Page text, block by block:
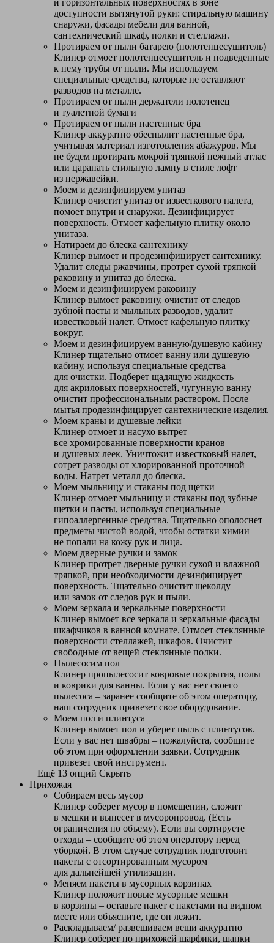
и горизонтальных поверхностях в зоне
доступности вытянутой руки: стиральную машину
снаружи, фасады мебели для ванной,
сантехнический шкаф, полки и стеллажи.
Протираем от пыли батарею (полотенцесушитель)
Клинер отмоет полотенцесушитель и подведенные
к нему трубы от пыли. Мы используем
специальные средства, которые не оставляют
разводов на металле.
Протираем от пыли держатели полотенец
и туалетной бумаги
Протираем от пыли настенные бра
Клинер аккуратно обеспылит настенные бра,
учитывая материал изготовления абажуров. Мы
не будем протирать мокрой тряпкой нежный атлас
или царапать стильную лампу в стиле лофт
из нержавейки.
Моем и дезинфицируем унитаз
Клинер очистит унитаз от известкового налета,
помоет внутри и снаружи. Дезинфицирует
поверхность. Отмоет кафельную плитку около
унитаза.
Натираем до блеска сантехнику
Клинер вымоет и продезинфицирует сантехнику.
Удалит следы ржавчины, протрет сухой тряпкой
раковину и унитаз до блеска.
Моем и дезинфицируем раковину
Клинер вымоет раковину, очистит от следов
зубной пасты и мыльных разводов, удалит
известковый налет. Отмоет кафельную плитку
вокруг.
Моем и дезинфицируем ванную/душевую кабину
Клинер тщательно отмоет ванну или душевую
кабину, используя специальные средства
для очистки. Подберет щадящую жидкость
для акриловых поверхностей, чугунную ванну
очистит профессиональным раствором. После
мытья продезинфицирует сантехнические изделия.
Моем краны и душевые лейки
Клинер отмоет и насухо вытрет
все хромированные поверхности кранов
и душевых леек. Уничтожит известковый налет,
сотрет разводы от хлорированной проточной
воды. Натрет металл до блеска.
Моем мыльницу и стаканы под щетки
Клинер отмоет мыльницу и стаканы под зубные
щетки и пасты, используя специальные
гипоаллергенные средства. Тщательно ополоснет
предметы чистой водой, чтобы остатки химии
не попали на кожу рук и лица.
Моем дверные ручки и замок
Клинер протрет дверные ручки сухой и влажной
тряпкой, при необходимости дезинфицирует
поверхность. Тщательно очистит щеколду
или замок от следов рук и пыли.
Моем зеркала и зеркальные поверхности
Клинер вымоет все зеркала и зеркальные фасады
шкафчиков в ванной комнате. Отмоет стеклянные
поверхности стеллажей, шкафов. Очистит
свободные от вещей стеклянные полки.
Пылесосим пол
Клинер пропылесосит ковровые покрытия, полы
и коврики для ванны. Если у вас нет своего
пылесоса – заранее сообщите об этом оператору,
наш сотрудник привезет свое оборудование.
Моем пол и плинтуса
Клинер вымоет пол и уберет пыль с плинтусов.
Если у вас нет швабры – пожалуйста, сообщите
об этом при оформлении заявки. Сотрудник
привезет свой инструмент.
+ Ещё 13 опций Скрыть
Прихожая
Собираем весь мусор
Клинер соберет мусор в помещении, сложит
в мешки и вынесет в мусоропровод. (Есть
ограничения по объему). Если вы сортируете
отходы – сообщите об этом оператору перед
уборкой. В этом случае сотрудник подготовит
пакеты с отсортированным мусором
для дальнейшей утилизации.
Меняем пакеты в мусорных корзинах
Клинер положит новые мусорные мешки
в корзины – оставьте пакет с пакетами на видном
месте или объясните, где он лежит.
Раскладываем/ развешиваем вещи аккуратно
Клинер соберет по прихожей шарфики, шапки